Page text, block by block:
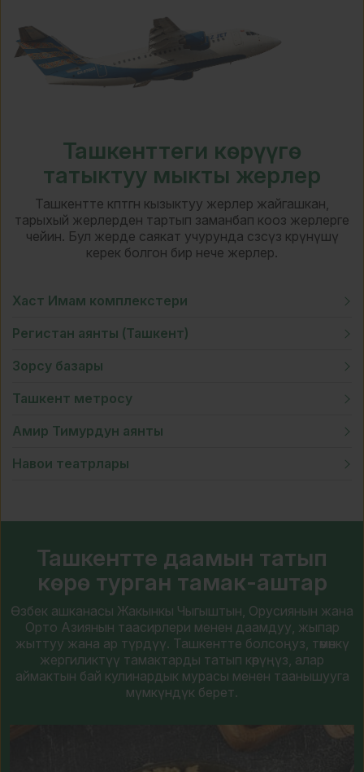
Ташкенттеги көрүүгө
татыктуу мыкты жерлер
Ташкентте көптөгөн кызыктуу жерлер жайгашкан,
тарыхый жерлерден тартып заманбап кооз жерлерге
чейин. Бул жерде саякат учурунда сөзсүз көрүнүшү
керек болгон бир нече жерлер.
Хаст Имам комплекстери
Регистан аянты (Ташкент)
Зорсу базары
Ташкент метросу
Амир Тимурдун аянты
Навои театрлары
Ташкентте даамын татып
көрө турган тамак-аштар
Өзбек ашканасы Жакынкы Чыгыштын, Орусиянын жана
Орто Азиянын таасирлери менен даамдуу, жыпар
жыттуу жана ар түрдүү. Ташкентте болсоңуз, төмөнкү
жергиликтүү тамактарды татып көрүңүз, алар
аймактын бай кулинардык мурасы менен таанышууга
мүмкүндүк берет.